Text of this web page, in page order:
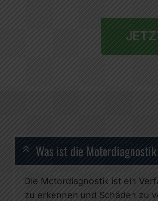
Was ist die
Die Motordiagnostik ist ein
zu erkennen und Schäden zu